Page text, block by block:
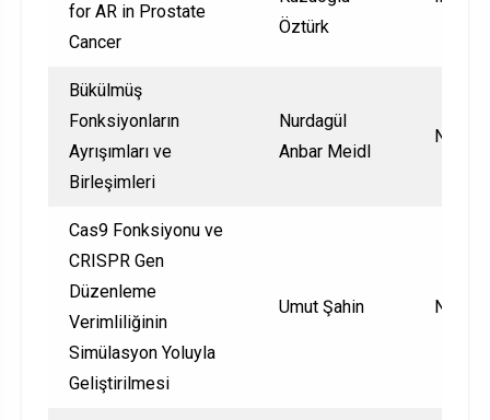
for AR in Prostate
Cancer
Öztürk
Bükülmüş
Fonksiyonların
Ayrışımları ve
Birleşimleri
Nurdagül
Anbar Meidl
Cas9 Fonksiyonu ve
CRISPR Gen
Düzenleme
Verimliliğinin
Simülasyon Yoluyla
Geliştirilmesi
Umut Şahin